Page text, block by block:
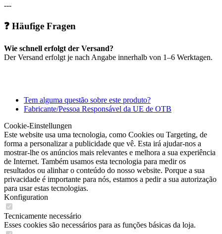
---
❓ Häufige Fragen
Wie schnell erfolgt der Versand?
Der Versand erfolgt je nach Angabe innerhalb von 1–6 Werktagen.
Tem alguma questão sobre este produto?
Fabricante/Pessoa Responsável da UE de OTB
Cookie-Einstellungen
Este website usa uma tecnologia, como Cookies ou Targeting, de
forma a personalizar a publicidade que vê. Esta irá ajudar-nos a
mostrar-lhe os anúncios mais relevantes e melhora a sua experiência
de Internet. Também usamos esta tecnologia para medir os
resultados ou alinhar o conteúdo do nosso website. Porque a sua
privacidade é importante para nós, estamos a pedir a sua autorização
para usar estas tecnologias.
Konfiguration
Tecnicamente necessário
Esses cookies são necessários para as funções básicas da loja.